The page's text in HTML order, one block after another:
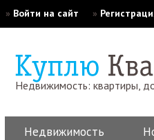
» Войти на сайт »
Недвижимость: квартиры,
Недвижимость